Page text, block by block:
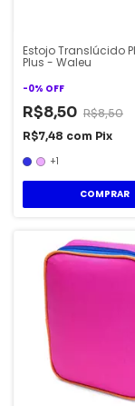
Estojo Translúcido
Plus - Waleu
-0% OFF
R$8,50 R$8,50
R$7,48 com Pix
+1
COMPRAR